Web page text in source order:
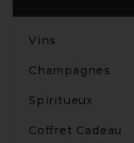
Vins
Champagnes
Spiritueux
Coffret Cadeau